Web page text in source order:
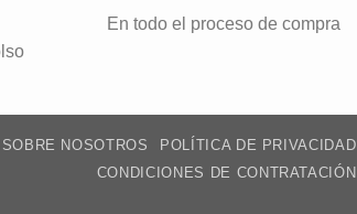
En todo el proceso de compra
SOBRE NOSOTROS POLÍTICA DE PRIVACIDAD
CONDICIONES DE CONTRATACIÓN